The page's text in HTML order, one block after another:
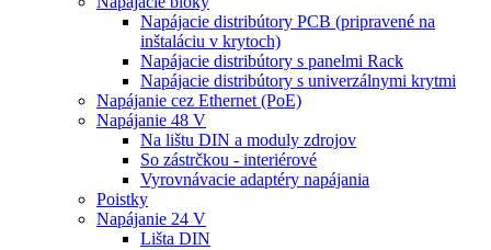
Napájacie distribútory PCB (pripravené na
inštaláciu v krytoch)
Napájacie distribútory s panelmi Rack
Napájacie distribútory s univerzálnymi krytmi
Napájanie cez Ethernet (PoE)
Napájanie 48 V
Na lištu DIN a moduly zdrojov
So zástrčkou - interiérové
Vyrovnávacie adaptéry napájania
Poistky
Napájanie 24 V
Lišta DIN